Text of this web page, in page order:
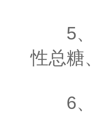
5、
性总糖
6、